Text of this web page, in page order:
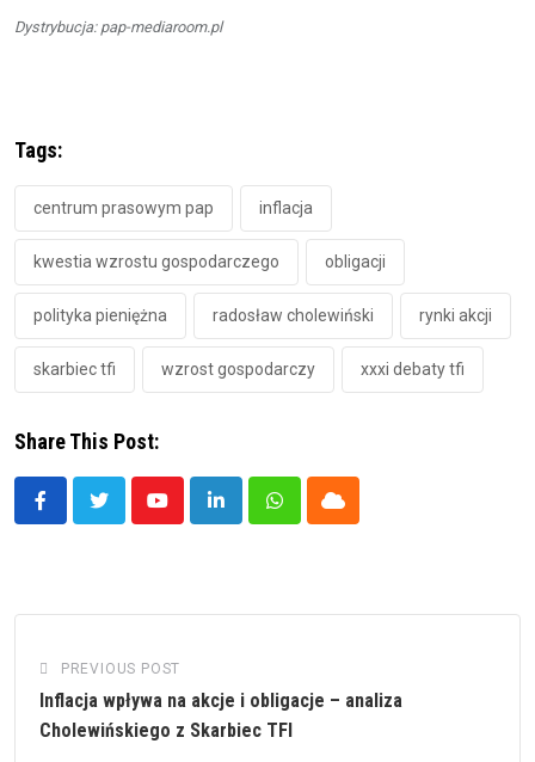
Dystrybucja: pap-mediaroom.pl
Tags:
centrum prasowym pap inflacja
kwestia wzrostu gospodarczego obligacji
polityka pieniężna radosław cholewiński rynki akcji
skarbiec tfi wzrost gospodarczy xxxi debaty tfi
Share This Post:
YoutubeLinkedInWhatsappCloud
PREVIOUS POST
Inflacja wpływa na akcje i obligacje – analiza
Cholewińskiego z Skarbiec TFI